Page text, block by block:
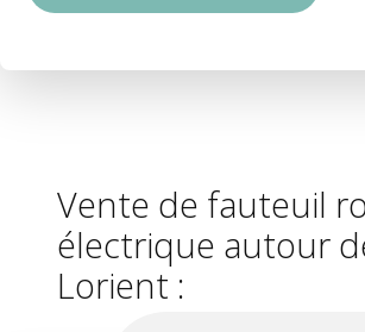
Vente de fauteuil
électrique autour
Lorient :